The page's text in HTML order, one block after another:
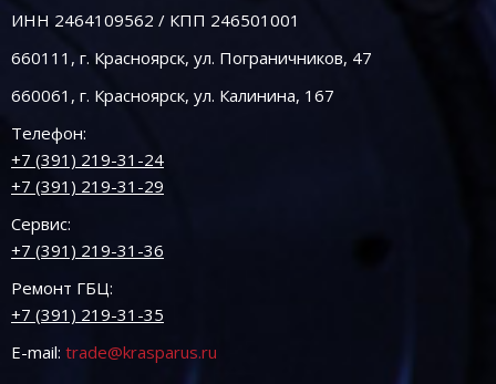
ИНН 2464109562 / КПП 246501001
660111, г. Красноярск, ул. Пограничников, 47
660061, г. Красноярск, ул. Калинина, 167
Телефон:
+7 (391) 219-31-24
+7 (391) 219-31-29
Сервис:
+7 (391) 219-31-36
Ремонт ГБЦ:
+7 (391) 219-31-35
E-mail: trade@krasparus.ru